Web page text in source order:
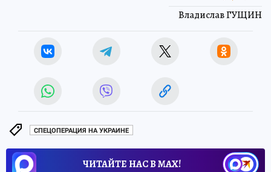
Владислав ГУЩИН
СПЕЦОПЕРАЦИЯ НА УКРАИНЕ
ЧИТАЙТЕ НАС В МАХ!